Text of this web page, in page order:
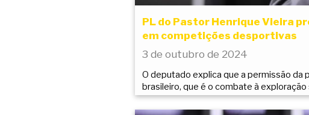
PL do Pastor Henrique Vieira
em competições desportivas
3 de outubro de 2024
O deputado explica que a permissão
brasileiro, que é o combate à